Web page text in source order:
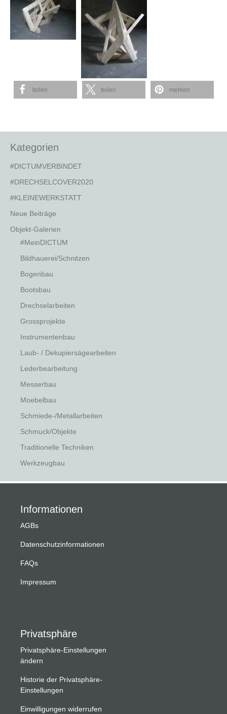
teilen teilen merken
Kategorien
#DICTUMVERBINDET
#DRECHSELCOVER2020
#KLEINEWERKSTATT
Neue Beiträge
Objekt-Galerien
#MeinDICTUM
Bildhauerei/Schnitzen
Bogenbau
Bootsbau
Drechselarbeiten
Grossprojekte
Instrumentenbau
Laub- / Dekupiersägearbeiten
Lederbearbeitung
Messerbau
Moebelbau
Schmiede-/Metallarbeiten
Schmuck/Objekte
Traditionelle Techniken
Werkzeugbau
Informationen
AGBs
Datenschutzinformationen
FAQs
Impressum
Privatsphäre
Privatsphäre-Einstellungen
ändern
Historie der Privatsphäre-
Einstellungen
Einwilligungen widerrufen